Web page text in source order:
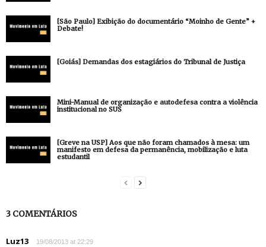
[São Paulo] Exibição do documentário “Moinho de Gente” +
Debate!
[Goiás] Demandas dos estagiários do Tribunal de Justiça
Mini-Manual de organização e autodefesa contra a violência
institucional no SUS
[Greve na USP] Aos que não foram chamados à mesa: um
manifesto em defesa da permanência, mobilização e luta
estudantil
3 COMENTÁRIOS
Luz13 19/08/2013 at 22:29